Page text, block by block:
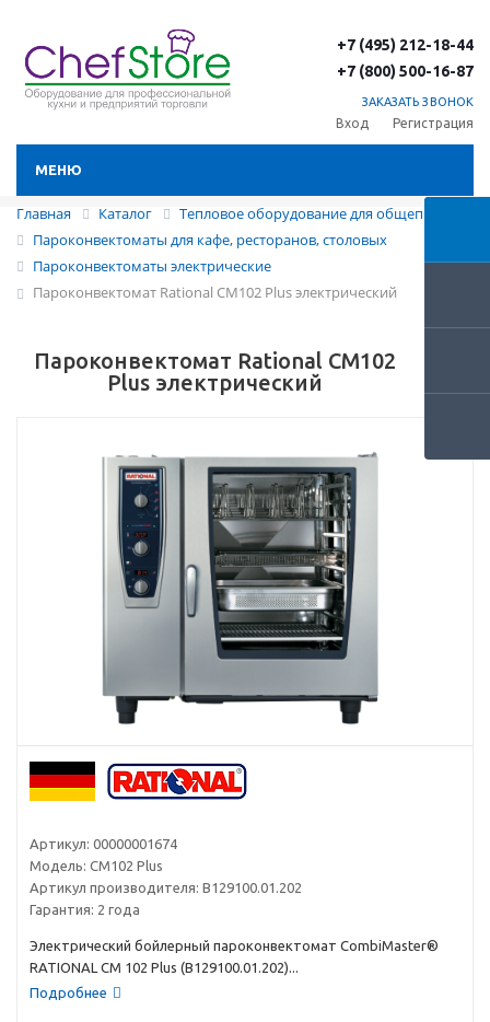
+7 (495) 212-18-44
+7 (800) 500-16-87
ЗАКАЗАТЬ ЗВОНОК
Вход Регистрация
МЕНЮ
Главная Каталог
Тепловое оборудование для общепита
Пароконвектоматы для кафе, ресторанов, столовых
Пароконвектоматы электрические
Пароконвектомат Rational CM102 Plus электрический
Пароконвектомат Rational CM102
Plus электрический
Артикул: 00000001674
Модель: CM102 Plus
Артикул производителя: B129100.01.202
Гарантия: 2 года
Электрический бойлерный пароконвектомат CombiMaster®
RATIONAL CM 102 Plus (B129100.01.202)...
Подробнее